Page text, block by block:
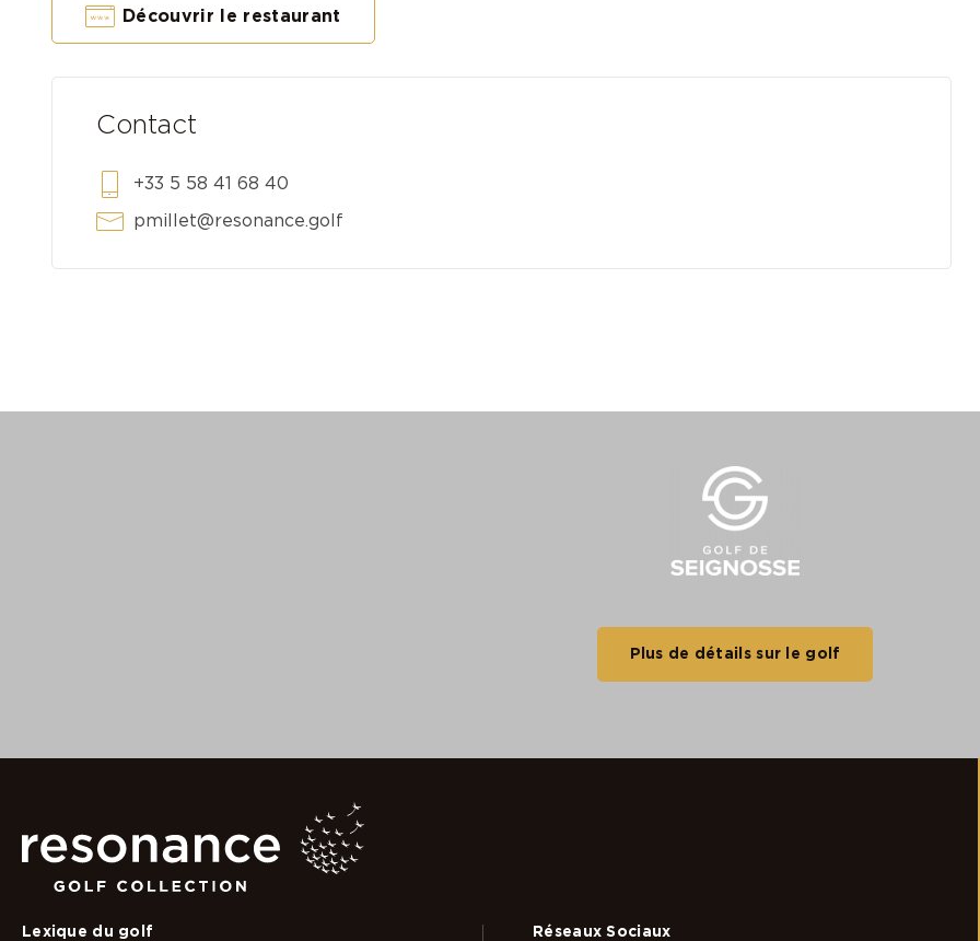
Découvrir le restaurant
Contact
+33 5 58 41 68 40
pmillet@resonance.golf
Plus de détails sur le golf
Lexique du golf Réseaux Sociaux